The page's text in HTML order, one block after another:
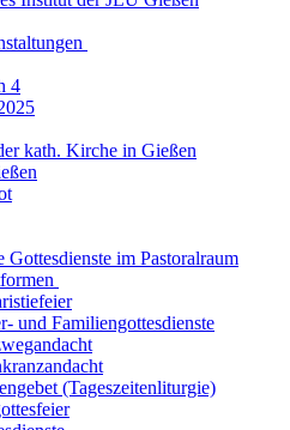
4
kath. Kirche in Gießen
Gottesdienste im Pastoralraum
und Familiengottesdienste
(Tageszeitenliturgie)